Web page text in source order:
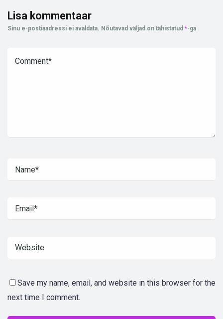
Lisa kommentaar
Sinu e-postiaadressi ei avaldata. Nõutavad väljad on tähistatud *-ga
Save my name, email, and website in this browser for the
next time I comment.